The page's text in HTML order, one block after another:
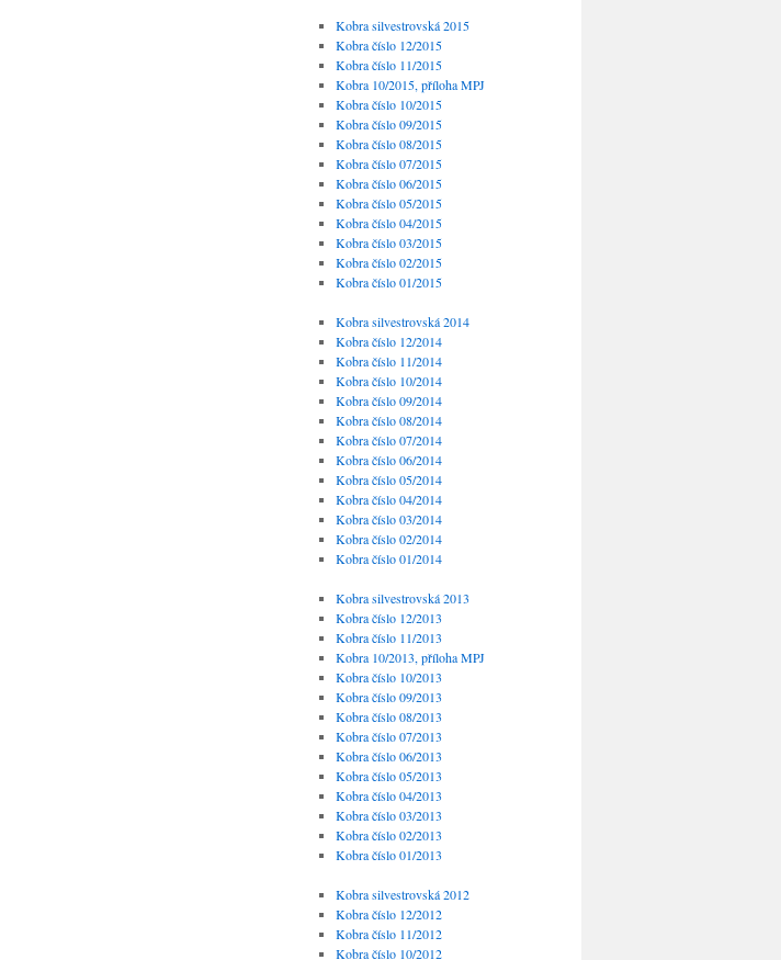
Kobra silvestrovská 2015
Kobra číslo 12/2015
Kobra číslo 11/2015
Kobra 10/2015, příloha MPJ
Kobra číslo 10/2015
Kobra číslo 09/2015
Kobra číslo 08/2015
Kobra číslo 07/2015
Kobra číslo 06/2015
Kobra číslo 05/2015
Kobra číslo 04/2015
Kobra číslo 03/2015
Kobra číslo 02/2015
Kobra číslo 01/2015
Kobra silvestrovská 2014
Kobra číslo 12/2014
Kobra číslo 11/2014
Kobra číslo 10/2014
Kobra číslo 09/2014
Kobra číslo 08/2014
Kobra číslo 07/2014
Kobra číslo 06/2014
Kobra číslo 05/2014
Kobra číslo 04/2014
Kobra číslo 03/2014
Kobra číslo 02/2014
Kobra číslo 01/2014
Kobra silvestrovská 2013
Kobra číslo 12/2013
Kobra číslo 11/2013
Kobra 10/2013, příloha MPJ
Kobra číslo 10/2013
Kobra číslo 09/2013
Kobra číslo 08/2013
Kobra číslo 07/2013
Kobra číslo 06/2013
Kobra číslo 05/2013
Kobra číslo 04/2013
Kobra číslo 03/2013
Kobra číslo 02/2013
Kobra číslo 01/2013
Kobra silvestrovská 2012
Kobra číslo 12/2012
Kobra číslo 11/2012
Kobra číslo 10/2012